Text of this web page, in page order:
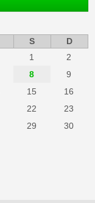
S
D
1
2
8
9
15
16
22
23
29
30